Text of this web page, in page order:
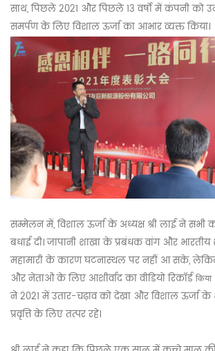
साथ, पिछले 2021 और पिछले 13 वर्षों में कंपनी को
समर्पण के लिए विशाल ऊर्जा का आभार व्यक्त किया।
सम्मेलन में, विशाल ऊर्जा के अध्यक्ष श्री लाई ने सभी
बधाई दी। जापानी शाखा के प्रबंधक वांग और भारतीय
महामारी के कारण घटनास्थल पर नहीं आ सके, लेकिन
और नेताओं के लिए आशीर्वाद का वीडियो रिकॉर्ड किया
ने 2021 में उतार-चढ़ाव को देखा और विशाल ऊर्जा
प्रवृत्ति के लिए तत्पर रहे।